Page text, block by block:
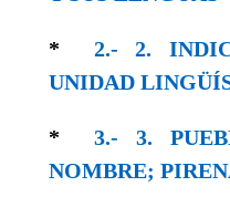
* 2.- 2.
UNIDAD
*3.- 3.
NOMBRE;